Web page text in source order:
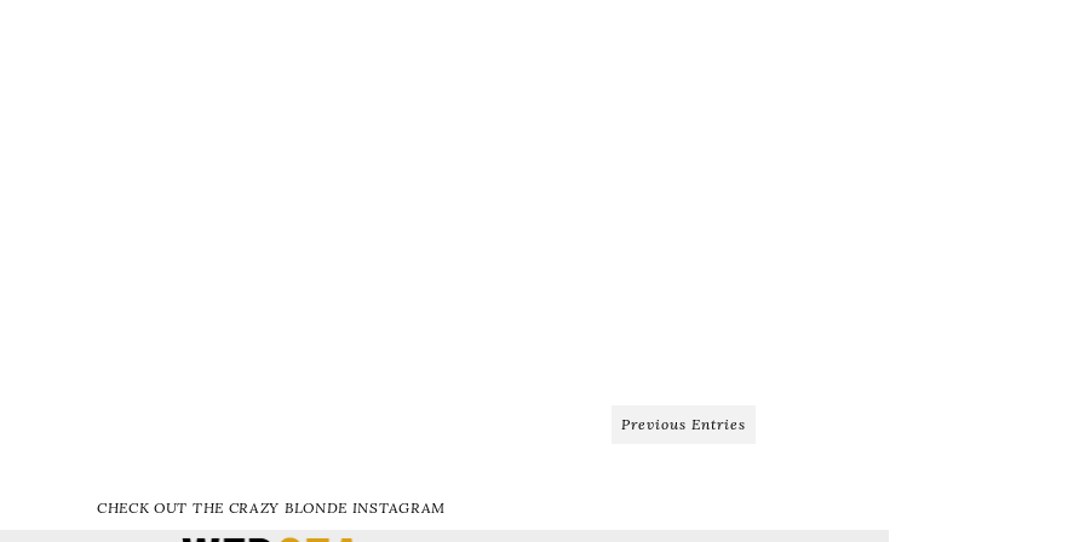
Previous Entries
CHECK OUT THE CRAZY BLONDE INSTAGRAM